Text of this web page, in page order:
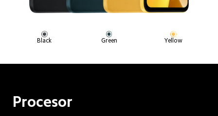
Black Green Yellow
Procesor